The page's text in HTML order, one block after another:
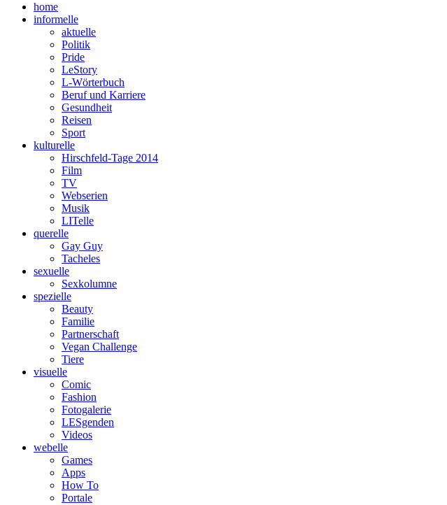
home
informelle
aktuelle
Politik
Pride
LeStory
L-Wörterbuch
Beruf und Karriere
Gesundheit
Reisen
Sport
kulturelle
Hirschfeld-Tage 2014
Film
TV
Webserien
Musik
LITelle
querelle
Gay Guy
Tacheles
sexuelle
Sexkolumne
spezielle
Beauty
Familie
Partnerschaft
Vegan Challenge
Tiere
visuelle
Comic
Fashion
Fotogalerie
LESgenden
Videos
webelle
Games
Apps
How To
Portale